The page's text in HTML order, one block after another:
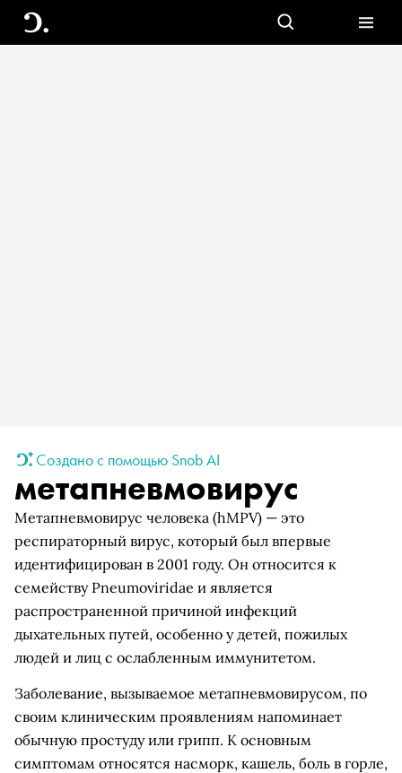
Создано с помощью Snob AI
метапневмовирус
Метапневмовирус человека (hMPV) — это
респираторный вирус, который был впервые
идентифицирован в 2001 году. Он относится к
семейству Pneumoviridae и является
распространенной причиной инфекций
дыхательных путей, особенно у детей, пожилых
людей и лиц с ослабленным иммунитетом.
Заболевание, вызываемое метапневмовирусом, по
своим клиническим проявлениям напоминает
обычную простуду или грипп. К основным
симптомам относятся насморк, кашель, боль в горле,